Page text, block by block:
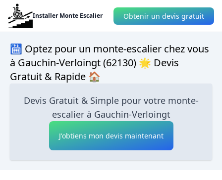
Installer Monte Escalier Obtenir un devis gratuit
🛗 Optez pour un monte-escalier chez vous
à Gauchin-Verloingt (62130) 🌟 Devis
Gratuit & Rapide 🏠
Devis Gratuit & Simple pour votre monte-
escalier à Gauchin-Verloingt
J'obtiens mon devis maintenant